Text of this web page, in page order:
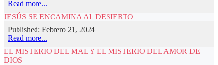
Read more...
JESÚS SE ENCAMINA AL DESIERTO
Published: Febrero 21, 2024
Read more...
EL MISTERIO DEL MAL Y EL MISTERIO DEL AMOR DE
DIOS